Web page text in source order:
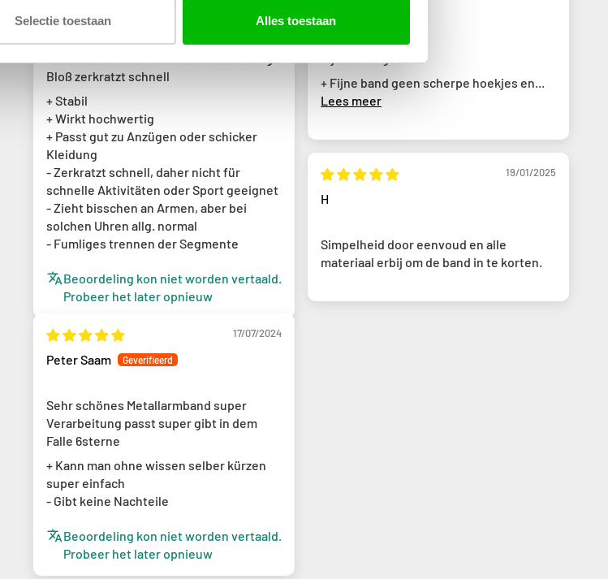
Selectie toestaan Alles toestaan
Lukas Schneeweis
Bloß zerkratzt schnell
+ Stabil
+ Wirkt hochwertig
+ Passt gut zu Anzügen oder schicker
Kleidung
- Zerkratzt schnell, daher nicht für
schnelle Aktivitäten oder Sport geeignet
- Zieht bisschen an Armen, aber bei
solchen Uhren allg. normal
- Fumliges trennen der Segmente
Beoordeling kon niet worden vertaald.
Probeer het later opnieuw
+ Fijne band geen scherpe hoekjes en...
Lees meer
19/01/2025
H
Simpelheid door eenvoud en alle
materiaal erbij om de band in te korten.
17/07/2024
Peter Saam
Sehr schönes Metallarmband super
Verarbeitung passt super gibt in dem
Falle 6sterne
+ Kann man ohne wissen selber kürzen
super einfach
- Gibt keine Nachteile
Beoordeling kon niet worden vertaald.
Probeer het later opnieuw